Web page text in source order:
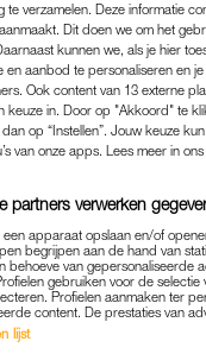
'WACHT
09-
beroep moeten
te verzamelen. Deze informatie
Dit doen we om het
kunnen we, als je hier
en aanbod te personaliseren en
Ook content van 13 externe
keuze in. Door op "Akkoord" te
op “Instellen”. Jouw keuze
van onze apps. Lees meer in
partners verwerken
apparaat opslaan en/of
begrijpen aan de hand van
behoeve van gepersonaliseerde
gebruiken voor de
Profielen aanmaken ter
content. De prestaties van
lijst